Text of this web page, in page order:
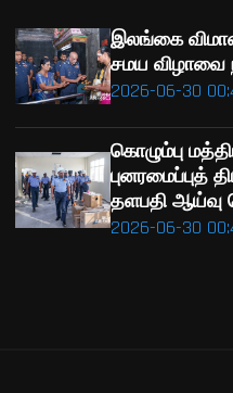
2026-06-30
இலங்கை
சமய விழாவை
2026-06-30
கொழும்பு
புனரமைப்புத்
தளபதி ஆய்வு